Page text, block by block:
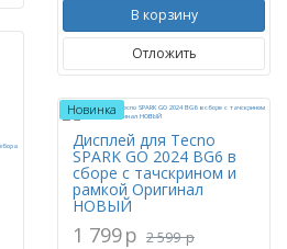
В корзину
Отложить
Новинка
Дисплей для Tecno
SPARK GO 2024 BG6 в
сборе с тачскрином и
рамкой Оригинал
НОВЫЙ
1 799p 2 599 p